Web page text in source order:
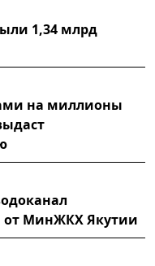
1,34 млрд
на миллионы
от МинЖКХ Якутии